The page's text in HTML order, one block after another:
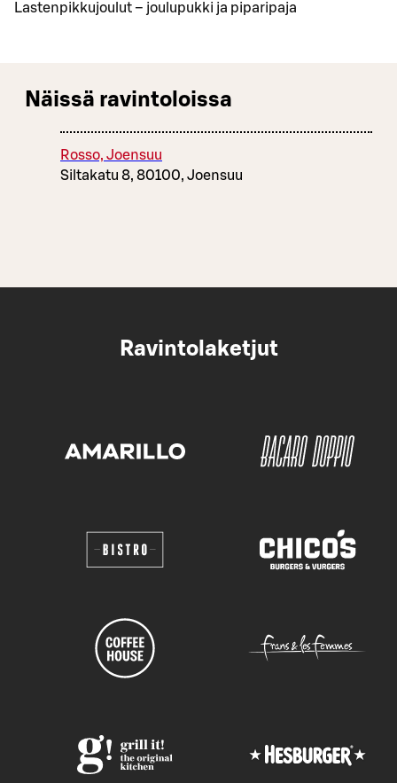
Lastenpikkujoulut – joulupukki ja piparipaja
Näissä ravintoloissa
Rosso, Joensuu
Siltakatu 8, 80100, Joensuu
Ravintolaketjut